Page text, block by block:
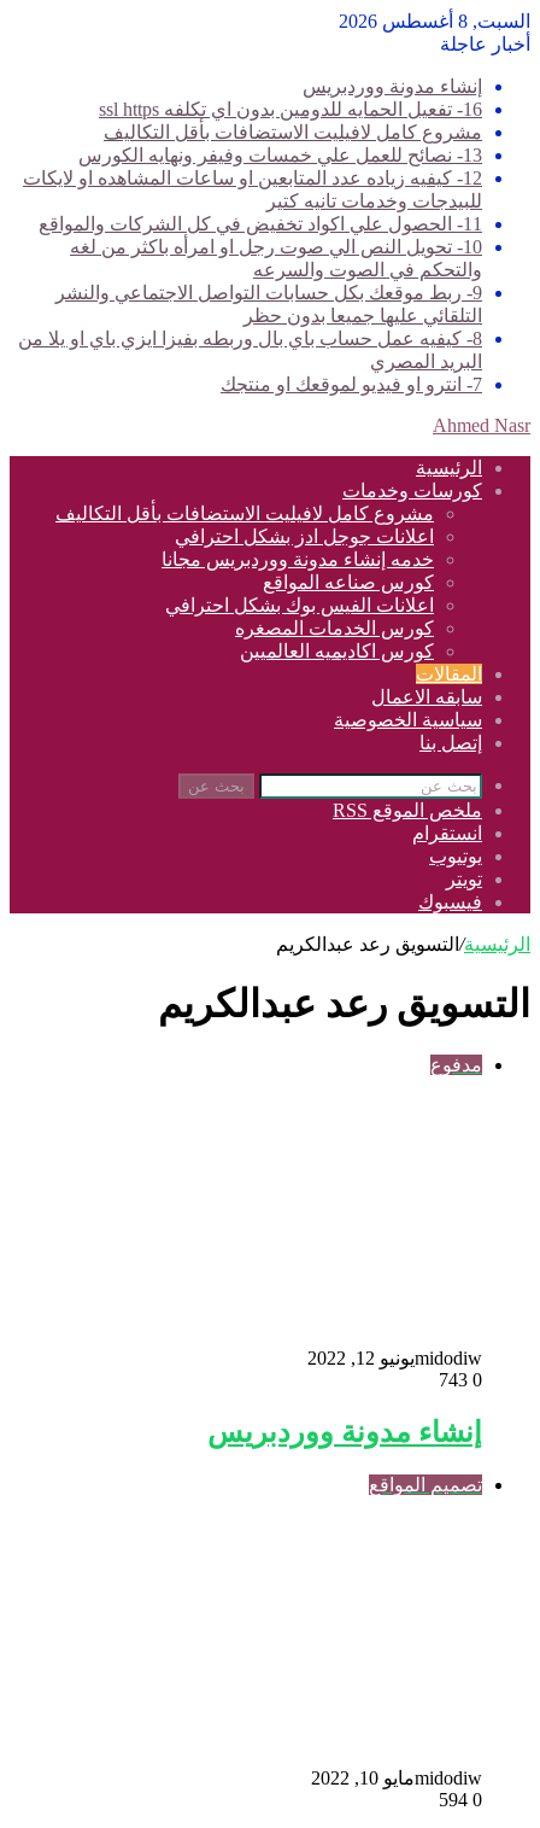
السبت, 8 أغسطس 2026
أخبار عاجلة
إنشاء مدونة ووردبريس
16- تفعيل الحمايه للدومين بدون اي تكلفه ssl https
مشروع كامل لافيليت الاستضافات بأقل التكاليف
13- نصائح للعمل علي خمسات وفيفر ونهايه الكورس
12- كيفيه زياده عدد المتابعين او ساعات المشاهده او لايكات
للبيدجات وخدمات تانيه كتير
11- الحصول علي اكواد تخفيض في كل الشركات والمواقع
10- تحويل النص الي صوت رجل او امرأه باكثر من لغه
والتحكم في الصوت والسرعه
9- ربط موقعك بكل حسابات التواصل الاجتماعي والنشر
التلقائي عليها جميعا بدون حظر
8- كيفيه عمل حساب باي بال وربطه بفيزا ايزي باي او يلا من
البريد المصري
7- انترو او فيديو لموقعك او منتجك
Ahmed Nasr
الرئيسية
كورسات وخدمات
مشروع كامل لافيليت الاستضافات بأقل التكاليف
اعلانات جوجل ادز بشكل احترافي
خدمه إنشاء مدونة ووردبريس مجانا
كورس صناعه المواقع
اعلانات الفيس بوك بشكل احترافي
كورس الخدمات المصغره
كورس اكاديميه العالميين
المقالات
سابقه الاعمال
سياسية الخصوصية
إتصل بنا
بحث عن
ملخص الموقع RSS
انستقرام
يوتيوب
تويتر
فيسبوك
الرئيسية/ التسويق رعد عبدالكريم
التسويق رعد عبدالكريم
مدفوع
midodiwيونيو 12, 2022
0
إنشاء مدونة ووردبريس
تصميم المواقع
midodiwمايو 10, 2022
0